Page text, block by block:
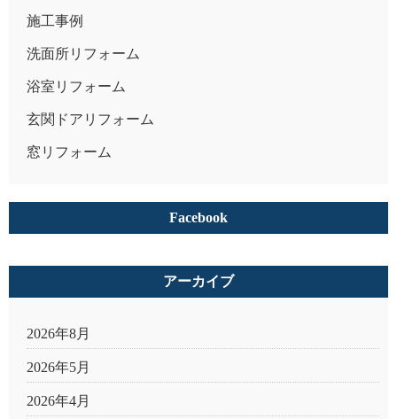
施工事例
洗面所リフォーム
浴室リフォーム
玄関ドアリフォーム
窓リフォーム
Facebook
アーカイブ
2026年8月
2026年5月
2026年4月